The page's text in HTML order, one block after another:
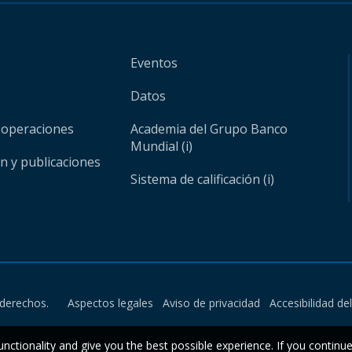
y publicaciones
Eventos
Datos
Academia del Grupo Banco
Mundial (i)
Sistema de calificación (i)
Aspectos legales Aviso de privacidad Accesibilidad
and give you the best possible experience. If you